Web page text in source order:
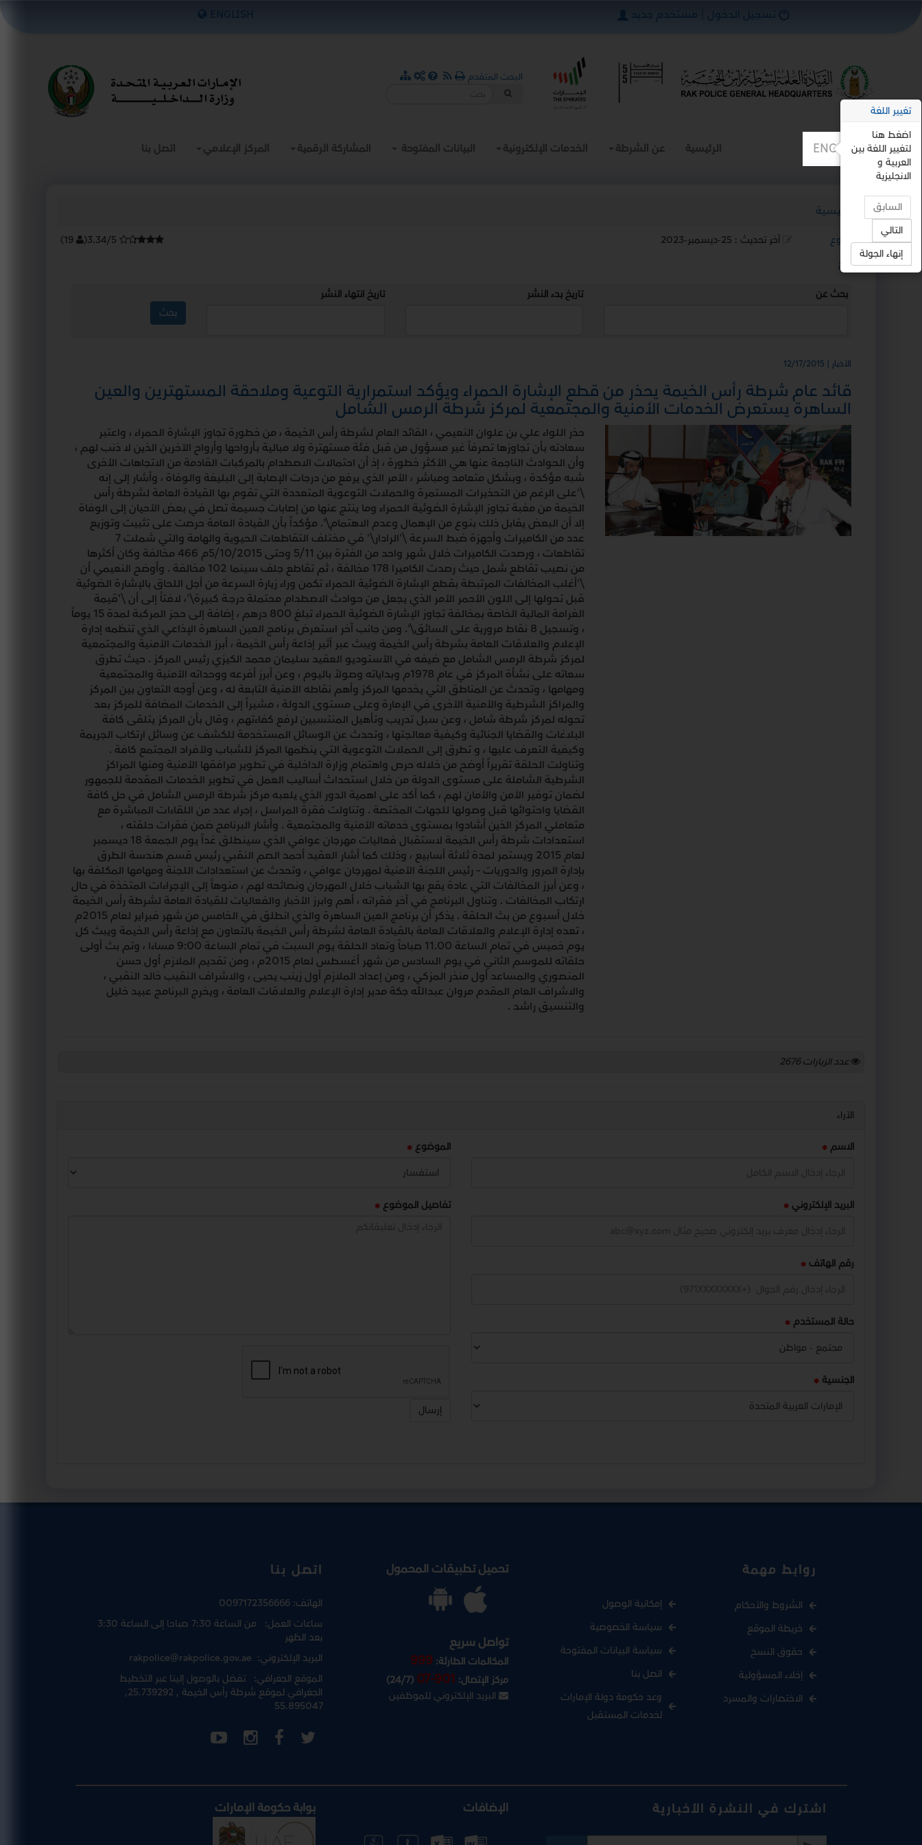
تسجيل الدخول مستخدم جديد ENGLISH
البحث المتقدم
ENGLISH الرئيسية عن الشرطة الخدمات الإلكترونية البيانات المفتوحة المشاركة الرقمية المركز الإعلامي اتصل بنا
×
الرئيسية
رجوع آخر تحديث : 25-ديسمبر-2023 3.34/5
(
19
)
استمع
بحث عن تاريخ بدء النشر تاريخ انتهاء النشر
الأخبار | 12/17/2015
قائد عام شرطة رأس الخيمة يحذر من قطع الإشارة الحمراء ويؤكد استمرارية التوعية وملاحقة المستهترين والعين
الساهرة يستعرض الخدمات الأمنية والمجتمعية لمركز شرطة الرمس الشامل
حذر اللواء علي بن علوان النعيمي ، القائد العام لشرطة رأس الخيمة ، من خطورة تجاوز الإشارة الحمراء ، واعتبر
سعادته بأن تجاوزها تصرفاً غير مسؤول من قبل فئة مستهترة ولا مبالية بأرواحها وأرواح الآخرين الذين لا ذنب لهم ،
وأن الحوادث الناجمة عنها هي الأكثر خطورة ، إذ أن احتمالات الاصطدام بالمركبات القادمة من الاتجاهات الأخرى
شبه مؤكدة ، وبشكل متعامد ومباشر ، الأمر الذي يرفع من درجات الإصابة إلى البليغة والوفاة ، وأشار إلى إنه
\'على الرغم من التحذيرات المستمرة والحملات التوعوية المتعددة التي تقوم بها القيادة العامة لشرطة رأس
الخيمة من مغبة تجاوز الإشارة الضوئية الحمراء وما ينتج عنها من إصابات جسيمة تصل في بعض الأحيان إلى الوفاة
إلا أن البعض يقابل ذلك بنوع من الإهمال وعدم الاهتمام\'. مؤكداً بأن القيادة العامة حرصت على تثبيت وتوزيع
عدد من الكاميرات وأجهزة ضبط السرعة \'الرادار\' في مختلف التقاطعات الحيوية والهامة والتي شملت 7
تقاطعات ، ورصدت الكاميرات خلال شهر واحد من الفترة بين 5/11 وحتى 5/10/2015م 466 مخالفة وكان أكثرها
من نصيب تقاطع شمل حيث رصدت الكاميرا 178 مخالفة ، ثم تقاطع جلف سينما 102 مخالفة . وأوضح النعيمي أن
\'أغلب المخالفات المرتبطة بقطع الإشارة الضوئية الحمراء تكمن وراء زيارة السرعة من أجل اللحاق بالإشارة الضوئية
قبل تحولها إلى اللون الأحمر الأمر الذي يجعل من حوادث الاصطدام محتملة درجـة كبيرة\'، لافتاً إلى أن \'قيمة
الغرامة المالية الخاصة بمخالفة تجاوز الإشارة الضوئية الحمراء تبلغ 800 درهم ، إضافة إلى حجز المركبة لمدة 15 يوماً
، وتسجيل 8 نقاط مرورية على السائق\'. ومن جانب آخر استعرض برنامج العين الساهرة الإذاعي الذي تنظمه إدارة
الإعلام والعلاقات العامة بشرطة رأس الخيمة ويبث عبر أثير إذاعة رأس الخيمة ، أبرز الخدمات الأمنية والمجتمعية
لمركز شرطة الرمس الشامل مع ضيفه في الأستوديو العقيد سليمان محمد الكيزي رئيس المركز . حيث تطرق
سعاته على نشأة المركز في عام 1978م وبداياته وصولاً باليوم ، وعن أبرز أفرعه ووحداته الأمنية والمجتمعية
ومهامها ، وتحدث عن المناطق التي يخدمها المركز وأهم نقاطه الأمنية التابعة له ، وعن أوجه التعاون بين المركز
والمراكز الشرطية والأمنية الأخرى في الإمارة وعلى مستوى الدولة ، مشيراً إلى الخدمات المضافة للمركز بعد
تحوله لمركز شرطة شامل ، وعن سبل تدريب وتأهيل المنتسبين لرفع كفاءتهم ، وقال بأن المركز يتلقى كافة
البلاغات والقضايا الجنائية وكيفية معالجتها ، وتحدث عن الوسائل المستخدمة للكشف عن وسائل ارتكاب الجريمة
وكيفية التعرف عليها ، و تطرق إلى الحملات التوعوية التي ينظمها المركز للشباب ولأفراد المجتمع كافة .
وتناولت الحلقة تقريراً أوضح من خلاله حرص واهتمام وزارة الداخلية في تطوير مرافقها الأمنية ومنها المراكز
الشرطية الشاملة على مستوى الدولة من خلال استحداث أساليب العمل في تطوير الخدمات المقدمة للجمهور
لضمان توفير الأمن والأمان لهم ، كما أكد على اهمية الدور الذي يلعبه مركز شرطة الرمس الشامل في حل كافة
القضايا واحتوائها قبل وصولها للجهات المختصة . وتناولت فقرة المراسل ، إجراء عدد من اللقاءات المباشرة مع
متعاملي المركز الذين أشادوا بمستوى خدماته الأمنية والمجتمعية . وأشار البرنامج ضمن فقرات حلقته ،
استعدادات شرطة رأس الخيمة لاستقبال فعاليات مهرجان عوافي الذي سينطلق غداً يوم الجمعة 18 ديسمبر
لعام 2015 ويستمر لمدة ثلاثة أسابيع ، وذلك كما أشار العقيد أحمد الصم النقبي رئيس قسم هندسة الطرق
بإدارة المرور والدوريات – رئيس اللجنة الأمنية لمهرجان عوافي ، وتحدث عن استعدادات اللجنة ومهامها المكلفة بها
، وعن أبرز المخالفات التي عادة يقع بها الشباب خلال المهرجان ونصائحه لهم ، منوهاً إلى الإجراءات المتخذة في حال
ارتكاب المخالفات . وتناول البرنامج في آخر فقراته ، أهم وابرز الأخبار والفعاليات للقيادة العامة لشرطة رأس الخيمة
خلال أسبوع من بث الحلقة . يذكر أن برنامج العين الساهرة والذي انطلق في الخامس من شهر فبراير لعام 2015م
، تعده إدارة الإعلام والعلاقات العامة بالقيادة العامة لشرطة رأس الخيمة بالتعاون مع إذاعة رأس الخيمة ويبث كل
يوم خميس في تمام الساعة 11.00 صباحاً وتعاد الحلقة يوم السبت في تمام الساعة 9:00 مساءا ، وتم بث أولى
حلقاته للموسم الثاني في يوم السادس من شهر أغسطس لعام 2015م ، ومن تقديم الملازم أول حسن
المنصوري والمساعد أول منذر المزكي ، ومن إعداد الملازم أول زينب يحيى ، والاشراف النقيب خالد النقبي ،
والاشراف العام المقدم مروان عبدالله جكة مدير إدارة الإعلام والعلاقات العامة ، ويخرج البرنامج عبيد خليل
والتنسيق راشد .
عدد الزيارات2676
الآراء
الاسم
البريد الإلكتروني
رقم الهاتف
حالة المستخدم
الجنسية
الموضوع
تفاصيل الموضوع
إرسال
روابط مهمة
الشروط والأحكام
خريطة الموقع
حقوق النسخ
إخلاء المسؤولية
الاختصارات والمسرد
إمكانية الوصول
سياسة الخصوصية
سياسة البيانات المفتوحة
اتصل بنا
وعد حكومة دولة الإمارات
لخدمات المستقبل
تحميل تطبيقات المحمول
تواصل سريع
المكالمات الطارئة:999
مركز الإتصال: 07-901
(24/7)
البريد الإلكتروني للموظفين
اتصل بنا
الهاتف:0097172356666
ساعات العمل:
من الساعة 7:30 صباحا إلى الساعة 3:30
بعد الظهر
البريد الإلكتروني:
الموقع الجغرافي:
تفضل بالوصول إلينا عبر التخطيط
الجغرافي لموقع شرطة رأس الخيمة
, 25.739292,
55.895047
اشترك في النشرة الأخبارية الإضافات بوابة حكومة الإمارات
تغيير اللغة
اضغط هنا
لتغيير اللغة بين
العربية و
الانجليزية
السابق
التالي
إنهاء الجولة